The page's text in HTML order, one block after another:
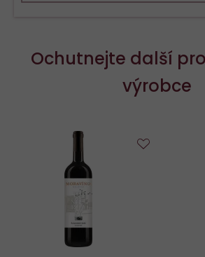
Ochutnejte další
výrobce